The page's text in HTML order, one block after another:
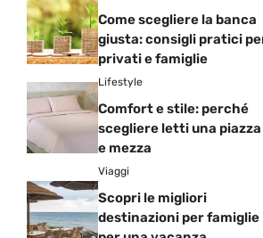
Come scegliere la banca
giusta: consigli pratici
privati e famiglie
Lifestyle
Comfort e stile: perché
scegliere letti una piazza
e mezza
Viaggi
Scopri le migliori
destinazioni per famiglie